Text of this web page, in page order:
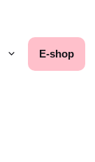
E-shop